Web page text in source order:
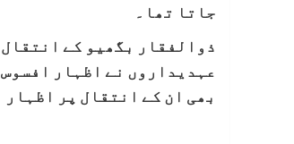
جاتا تھا۔
ذوالفقار بگھیو کے
عہدیداروں نے اظہار
بھی ان کے انتقال پر اظہار